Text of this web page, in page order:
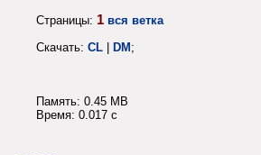
Страницы: 1 вся ветка
Скачать: CL | DM;
Память: 0.45 MB
Время: 0.017 c